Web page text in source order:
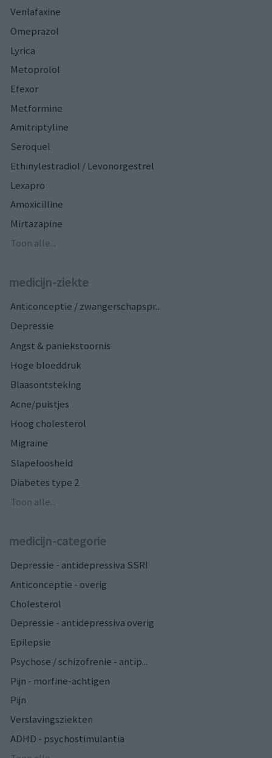
Venlafaxine
Omeprazol
Lyrica
Metoprolol
Efexor
Metformine
Amitriptyline
Seroquel
Ethinylestradiol / Levonorgestrel
Lexapro
Amoxicilline
Mirtazapine
Toon alle...
medicijn-ziekte
Anticonceptie / zwangerschapspr...
Depressie
Angst & paniekstoornis
Hoge bloeddruk
Blaasontsteking
Acne/puistjes
Hoog cholesterol
Migraine
Slapeloosheid
Diabetes type 2
Toon alle...
medicijn-categorie
Depressie - antidepressiva SSRI
Anticonceptie - overig
Cholesterol
Depressie - antidepressiva overig
Epilepsie
Psychose / schizofrenie - antip...
Pijn - morfine-achtigen
Pijn
Verslavingsziekten
ADHD - psychostimulantia